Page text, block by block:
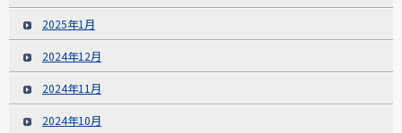
2025年1月
2024年12月
2024年11月
2024年10月